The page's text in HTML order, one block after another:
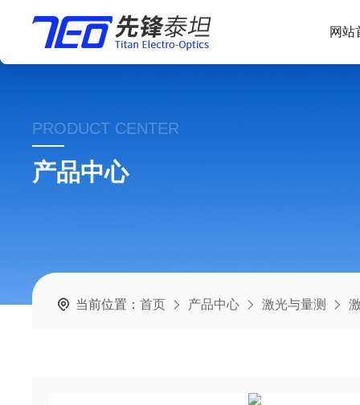
网站
PRODUCT CENTER
产品中心
当前位置：首页 产品中心 激光与量测